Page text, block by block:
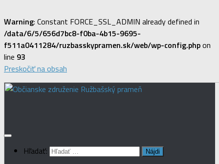
Warning: Constant FORCE_SSL_ADMIN already defined in
/data/6/5/656d7bc8-f0ba-4b15-9695-
f511a0411284/ruzbasskypramen.sk/web/wp-config.phpon
line 93
Preskočiť na obsah
Hľadať: